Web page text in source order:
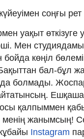
соңғы
уақыт өткізуге
Мен
көңіл
бал-бұл
болмады.
қалпыммен
жанымсың!
Instagram